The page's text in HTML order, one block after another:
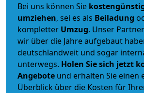
Bei uns können Sie
umziehen, sei es als Beiladung
kompletter Umzug. Unser
wir über die Jahre aufgebaut
deutschlandweit und sogar
unterwegs. Holen Sie sich jetzt
Angebote und erhalten Sie einen
Überblick über die Kosten für